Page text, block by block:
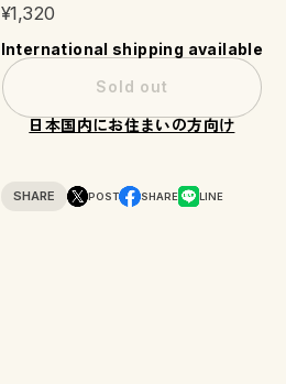
¥1,320
International shipping available
Sold out
日本国内にお住まいの方向け
SHARE POST SHARE LINE